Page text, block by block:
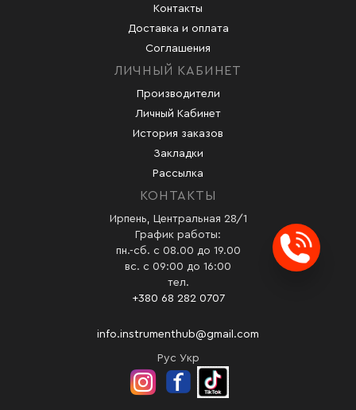
Контакты
Доставка и оплата
Соглашения
ЛИЧНЫЙ КАБИНЕТ
Производители
Личный Кабинет
История заказов
Закладки
Рассылка
КОНТАКТЫ
Ирпень, Центральная 28/1
График работы:
пн.-сб. с 08.00 до 19.00
вс. с 09:00 до 16:00
тел.
+380 68 282 0707
info.instrumenthub@gmail.com
Рус Укр